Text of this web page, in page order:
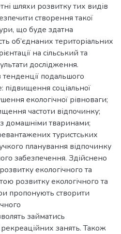
шляхи розвитку тих видів
створення такої
що буде здатна
об’єднаних територіальних
на сільський та
дослідження.
подальшого
підвищення соціальної
екологічної рівноваги;
частоти відпочинку;
домашніми тваринами;
туристських
планування відпочинку
забезпечення. Здійснено
екологічного та
розвитку екологічного та
пропонують створити
займатись
занять. Також